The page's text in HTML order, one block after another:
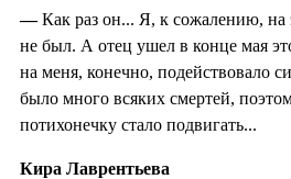
—Как раз он... Я, к сожалению, на
не был. А отец ушел в конце мая
на меня, конечно, подействовало
было много всяких смертей,
потихонечку стало подвигать...
Кира Лаврентьева